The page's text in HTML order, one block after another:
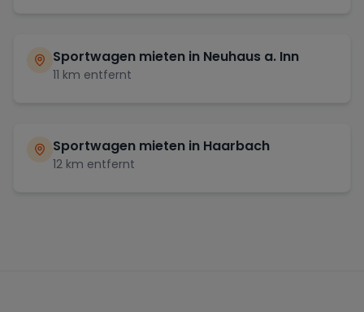
Sportwagen mieten in Neuhaus a. Inn
11 km entfernt
Sportwagen mieten in Haarbach
12 km entfernt